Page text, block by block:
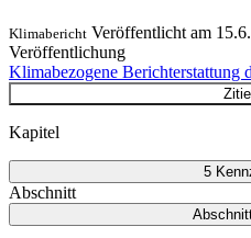
Klimabericht Veröffentlicht am
Veröffentlichung
Klimabezogene Berichterstattung
Kapitel
5
Abschnitt